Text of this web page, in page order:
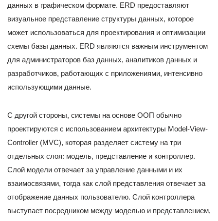
данных в графическом формате. ERD предоставляют
визуальное представление структуры данных, которое
может использоваться для проектирования и оптимизации
схемы базы данных. ERD являются важным инструментом
для администраторов баз данных, аналитиков данных и
разработчиков, работающих с приложениями, интенсивно
использующими данные.
С другой стороны, системы на основе ООП обычно
проектируются с использованием архитектуры Model-View-
Controller (MVC), которая разделяет систему на три
отдельных слоя: модель, представление и контроллер.
Слой модели отвечает за управление данными и их
взаимосвязями, тогда как слой представления отвечает за
отображение данных пользователю. Слой контроллера
выступает посредником между моделью и представлением,